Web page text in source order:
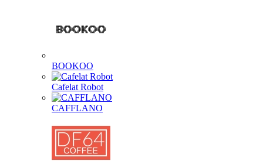
BOOKOO
Cafelat Robot
CAFFLANO